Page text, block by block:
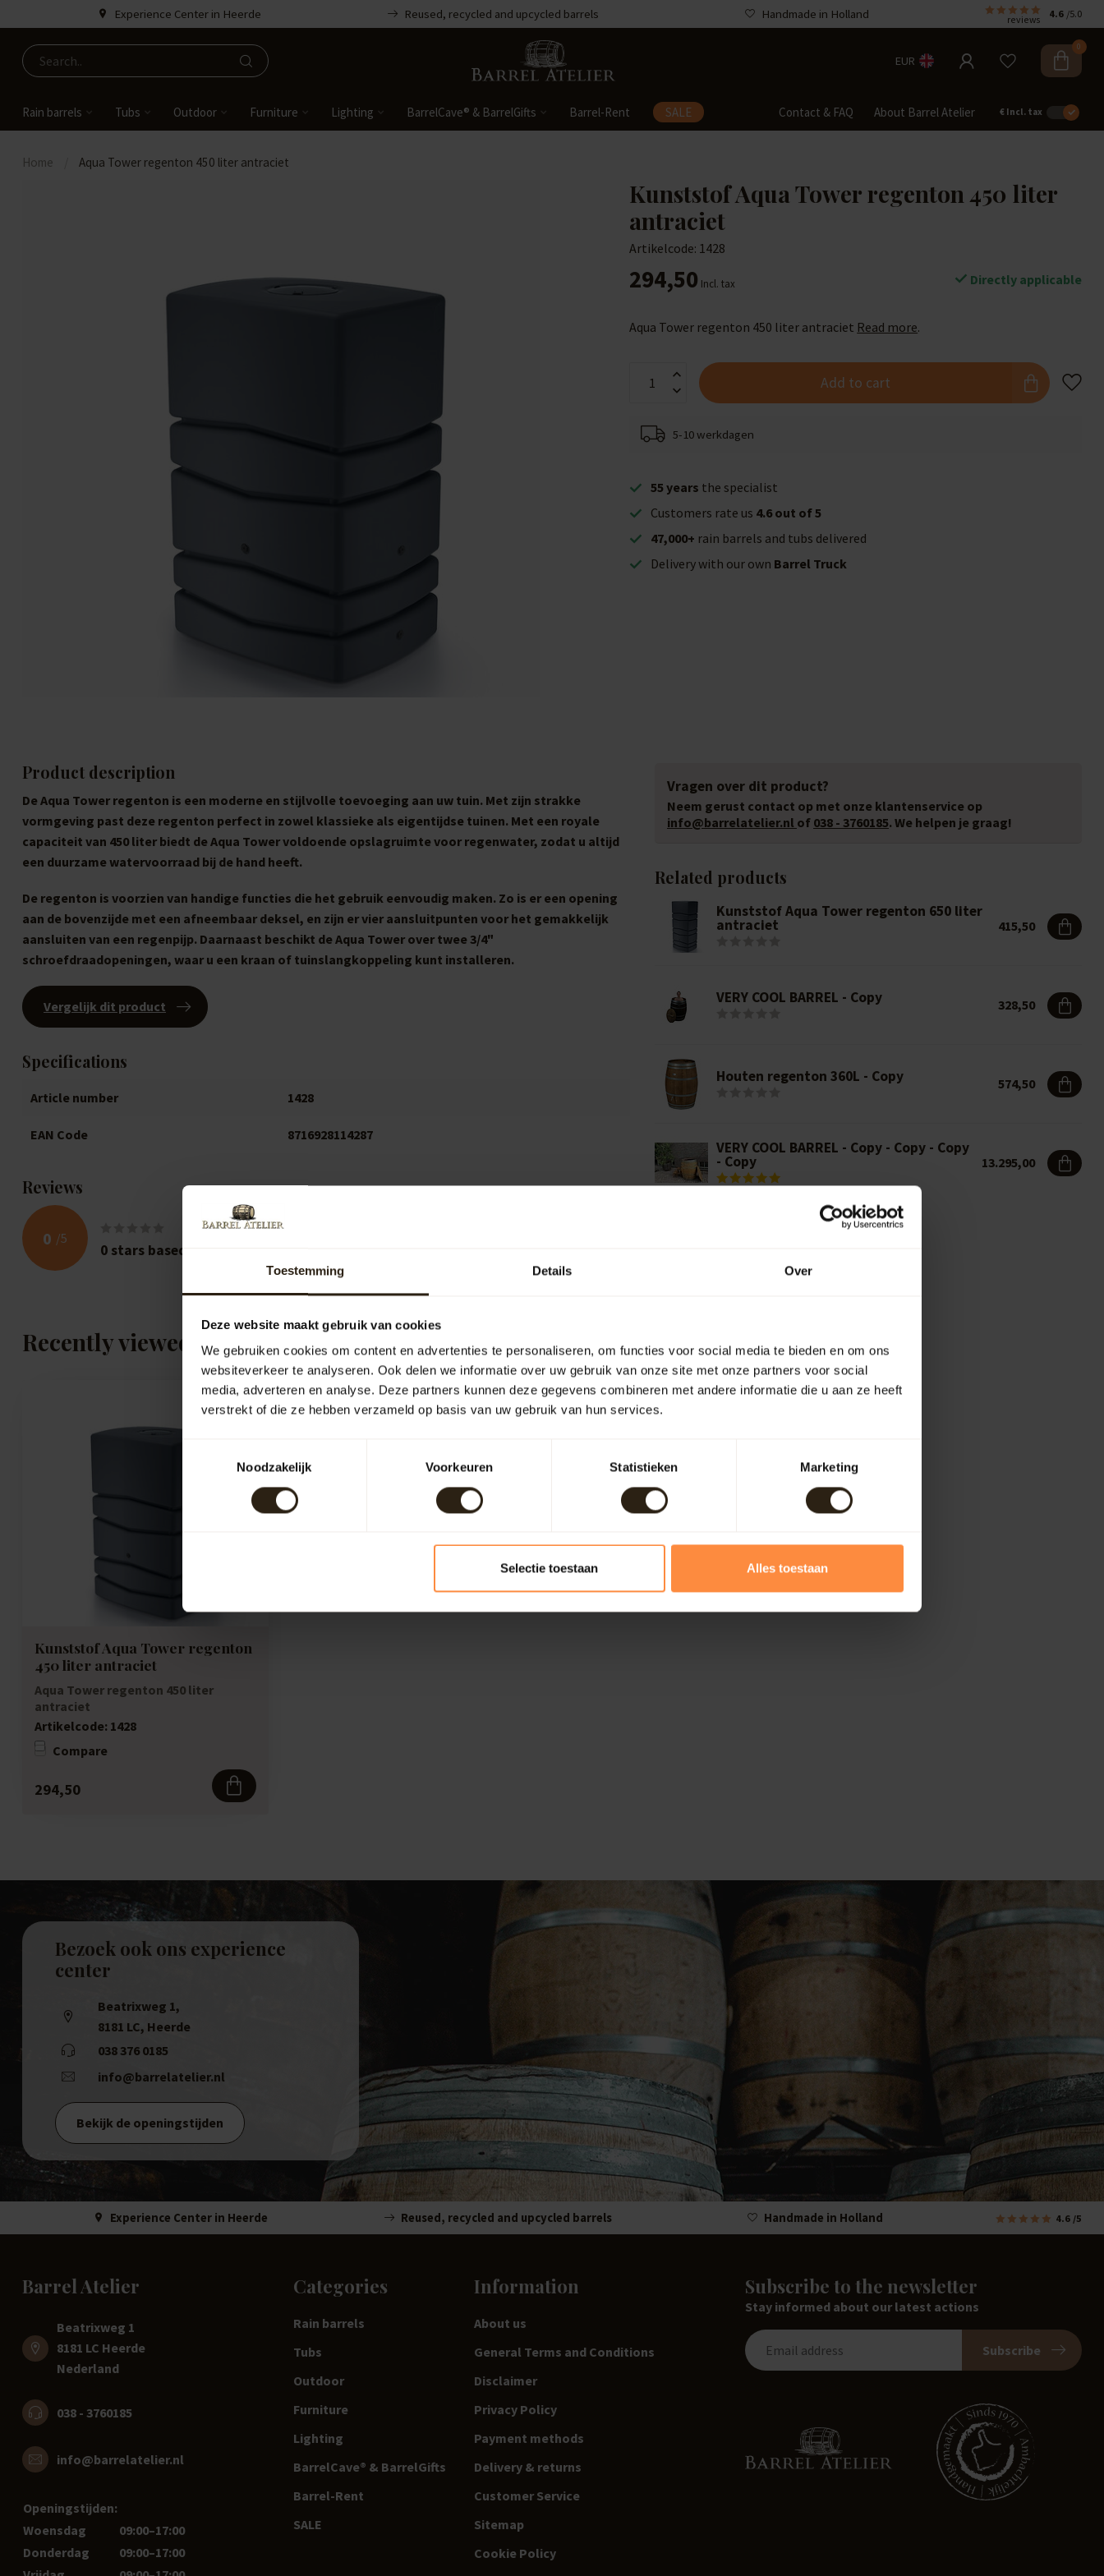
Toestemming Details Over
Deze website maakt gebruik van cookies
We gebruiken cookies om content en advertenties te personaliseren, om functies voor social media te bieden en om ons
websiteverkeer te analyseren. Ook delen we informatie over uw gebruik van onze site met onze partners voor social
media, adverteren en analyse. Deze partners kunnen deze gegevens combineren met andere informatie die u aan ze heeft
verstrekt of die ze hebben verzameld op basis van uw gebruik van hun services.
Noodzakelijk
Voorkeuren Statistieken Marketing
Selectie toestaan Alles toestaan
Experience Center in Heerde Reused, recycled and upcycled barrels Handmade in Holland reviews 4.6 /5.0
EUR
0
Rain barrels Tubs Outdoor Furniture Lighting BarrelCave® & BarrelGifts Barrel-Rent SALE Contact & FAQ About Barrel Atelier € Incl. tax
Home Aqua Tower regenton 450 liter antraciet
Kunststof Aqua Tower regenton 450 liter
antraciet
Artikelcode: 1428
294,50 Incl. tax Directly applicable
Aqua Tower regenton 450 liter antraciet Read more.
Add to cart
5-10 werkdagen
55 years the specialist
Customers rate us 4.6 out of 5
47,000+ rain barrels and tubs delivered
Delivery with our own Barrel Truck
Product description
De Aqua Tower regenton is een moderne en stijlvolle toevoeging aan uw tuin. Met zijn strakke
vormgeving past deze regenton perfect in zowel klassieke als eigentijdse tuinen. Met een royale
capaciteit van 450 liter biedt de Aqua Tower voldoende opslagruimte voor regenwater, zodat u altijd
een duurzame watervoorraad bij de hand heeft.
De regenton is voorzien van handige functies die het gebruik eenvoudig maken. Zo is er een opening
aan de bovenzijde met een afneembaar deksel, en zijn er vier aansluitpunten voor het gemakkelijk
aansluiten van een regenpijp. Daarnaast beschikt de Aqua Tower over twee 3/4"
schroefdraadopeningen, waar u een kraan of tuinslangkoppeling kunt installeren.
Vergelijk dit product
Specifications
Article number 1428
EAN Code 8716928114287
Reviews
0 /5
0 stars based on
Vragen over dit product?
Neem gerust contact op met onze klantenservice op
info@barrelatelier.nl of 038 - 3760185. We helpen je graag!
Related products
Kunststof Aqua Tower regenton 650 liter
antraciet 415,50
VERY COOL BARREL - Copy 328,50
Houten regenton 360L - Copy 574,50
VERY COOL BARREL - Copy - Copy - Copy
- Copy 13.295,00
Recently viewed
Kunststof Aqua Tower regenton
450 liter antraciet
Aqua Tower regenton 450 liter
antraciet
Artikelcode: 1428
Compare
294,50
Bezoek ook ons experience
center
Beatrixweg 1,
8181 LC, Heerde
038 376 0185
info@barrelatelier.nl
Bekijk de openingstijden
Experience Center in Heerde Reused, recycled and upcycled barrels Handmade in Holland 4.6 /5
Barrel Atelier
Beatrixweg 1
8181 LC Heerde
Nederland
038 - 3760185
info@barrelatelier.nl
Openingstijden:
Woensdag
09:00–17:00
Donderdag
09:00–17:00
Categories
Rain barrels
Tubs
Outdoor
Furniture
Lighting
BarrelCave® & BarrelGifts
Barrel-Rent
SALE
Information
About us
General Terms and Conditions
Disclaimer
Privacy Policy
Payment methods
Delivery & returns
Customer Service
Sitemap
Cookie Policy
Subscribe to the newsletter
Stay informed about our latest actions
Subscribe